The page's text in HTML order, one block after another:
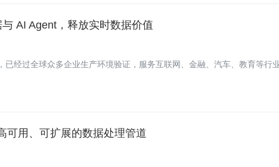
AI Agent，释放实时数据价值
经过全球众多企业生产环境验证，服务互联网、金融、汽车、教育等行
可用、可扩展的数据处理管道